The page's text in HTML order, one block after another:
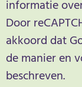
informatie
Door
akkoord dat
de manier en
beschreven.